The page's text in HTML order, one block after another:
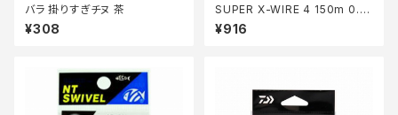
バラ 掛りすぎチヌ 茶
¥308
SUPER X-WIRE 4 150m 0.6
号 S シルバー【継続セール_仕
掛】
¥916